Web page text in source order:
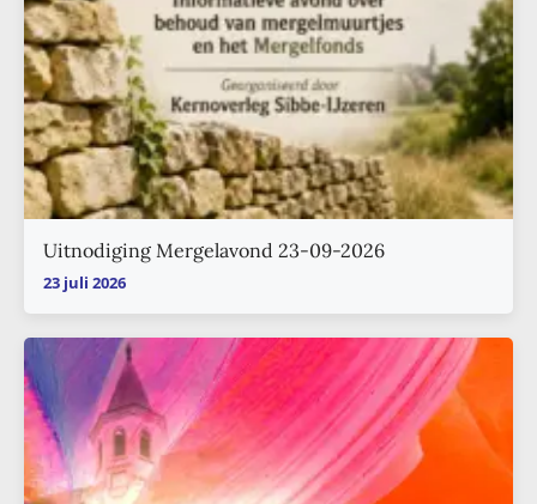
Uitnodiging Mergelavond 23-09-2026
23 juli 2026